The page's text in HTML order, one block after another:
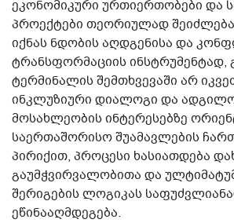
ეკონომიკური ურთიერთობები და
პროექტები თეორიულად
იქნას ნდობის აღდგენისა და
ტრანსფორმაციის ინსტრუმენტად,
ტერმინალის შემთხვევაში არ
ინკლუზიური დიალოგი და
მოსახლეობის ინტერესებზე
საერთაშორისო შუამავლების
პირიქით, პროცესი ხასიათდება
გაუმჭვირვალობითა და
შერიგების ლოგიკას
ეწინააღმდეგება.